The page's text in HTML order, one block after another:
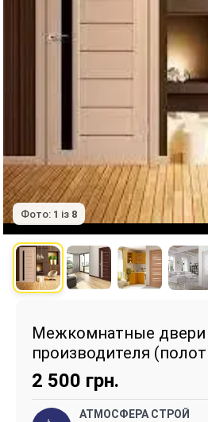
Фото: 1 із 8
Межкомнатные двери
производителя
2 500 грн.
АТМОСФЕРА СТРОЙ